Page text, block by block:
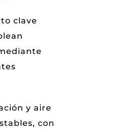
clave
y aire
con